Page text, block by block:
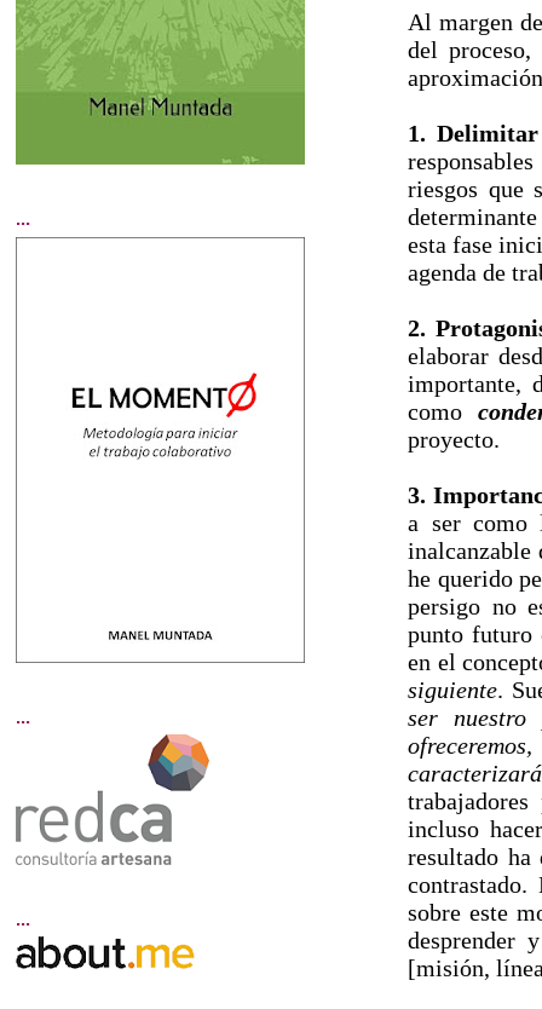
Al margen
del
1. Delimitar
riesgos que
esta fase
agenda de
2.
elaborar
importante,
como
proyecto.
3.
a ser como
inalcanzable
he querido
persigo no
punto futuro
en el
siguiente.
ser
incluso
resultado ha
sobre este
desprender
[misión,
...
...
...